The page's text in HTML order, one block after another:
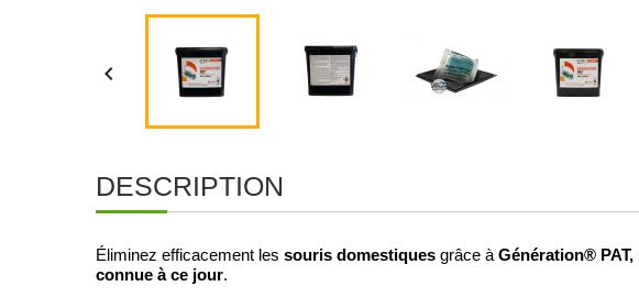

DESCRIPTION
Éliminez efficacement les souris domestiques grâce à Génération® PAT,
connue à ce jour.